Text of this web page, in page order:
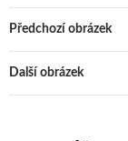
Předchozí obrázek
Další obrázek